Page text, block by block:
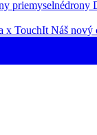
x TouchIt Náš nový